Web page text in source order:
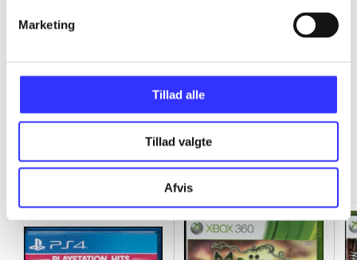
Marketing
Tillad alle
Tillad valgte
Afvis
Minder om